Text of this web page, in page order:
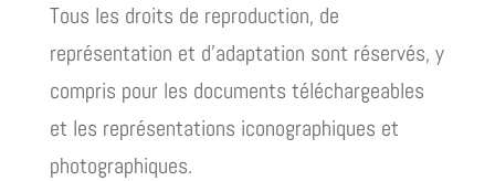
Tous les droits de reproduction, de
représentation et d’adaptation sont réservés, y
compris pour les documents téléchargeables
et les représentations iconographiques et
photographiques.